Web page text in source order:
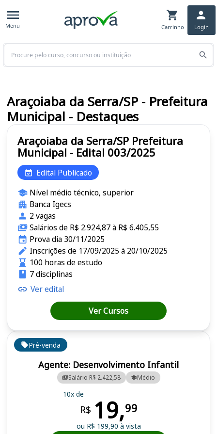
Menu Carrinho Login
Buscar
Pré-venda
Agente: Desenvolvimento Infantil
Salário R$ 2.422,58 Médio
10x de
R$ 19,99
ou R$ 199,90 à vista
Araçoiaba da Serra/SP Prefeitura
Municipal - Edital 003/2025
Edital Publicado
Nível médio técnico, superior
Banca Igecs
2 vagas
Salários de R$ 2.924,87 à R$ 6.405,55
Prova dia 30/11/2025
Inscrições de 17/09/2025 à 20/10/2025
100 horas de estudo
7 disciplinas
Ver edital
Ver Cursos
Araçoiaba da Serra/SP - Prefeitura
Municipal - Destaques